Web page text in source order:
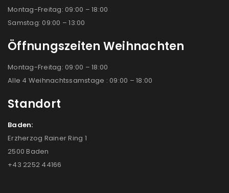
Montag-Freitag: 09:00 – 18:00
Samstag: 09:00 – 13:00
Öffnungszeiten Weihnachten
Montag-Freitag: 09:00 – 18:00
Alle 4 Weihnachtssamstage : 09:00 – 18:00
Standort
Baden:
Erzherzog Rainer Ring 1
2500 Baden
+43 2252 44166